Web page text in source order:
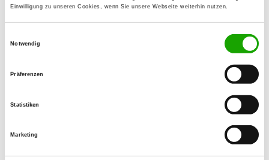
Einwilligung zu unseren Cookies, wenn Sie unsere Webseite weiterhin nutzen.
Notwendig
Präferenzen
Statistiken
Marketing
25693 St. Michaelisdonn
E-Mail:
avonpossel@online.de
Angebot:
Übungszeiten im Sommer: